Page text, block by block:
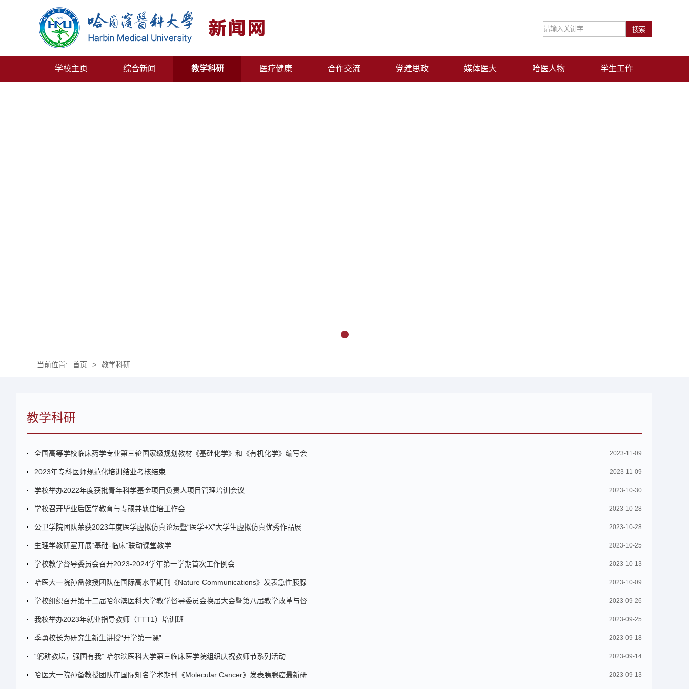
学校主页 综合新闻 教学科研 医疗健康 合作交流 党建思政 媒体医大 哈医人物 学生工作
当前位置: 首页 > 教学科研
教学科研
全国高等学校临床药学专业第三轮国家级规划教材《基础化学》和《有机化学》编写会 2023-11-09
2023年专科医师规范化培训结业考核结束 2023-11-09
学校举办2022年度获批青年科学基金项目负责人项目管理培训会议 2023-10-30
学校召开毕业后医学教育与专硕并轨住培工作会 2023-10-28
公卫学院团队荣获2023年度医学虚拟仿真论坛暨“医学+X”大学生虚拟仿真优秀作品展 2023-10-28
生理学教研室开展“基础-临床”联动课堂教学 2023-10-25
学校教学督导委员会召开2023-2024学年第一学期首次工作例会 2023-10-13
哈医大一院孙备教授团队在国际高水平期刊《Nature Communications》发表急性胰腺 2023-10-09
学校组织召开第十二届哈尔滨医科大学教学督导委员会换届大会暨第八届教学改革与督 2023-09-26
我校举办2023年就业指导教师（TTT1）培训班 2023-09-25
季勇校长为研究生新生讲授“开学第一课” 2023-09-18
“躬耕教坛，强国有我” 哈尔滨医科大学第三临床医学院组织庆祝教师节系列活动 2023-09-14
哈医大一院孙备教授团队在国际知名学术期刊《Molecular Cancer》发表胰腺癌最新研 2023-09-13